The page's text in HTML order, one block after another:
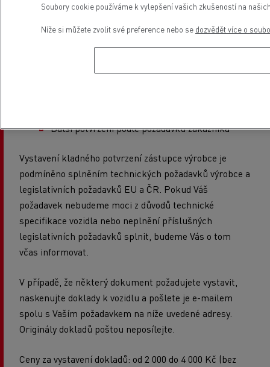
Změna objemu palivové nádrže
Ztotožnění vozidla z důvodu nečitelného kódu
Vydání nového výrobního štítku
Další potvrzení podle požadavků zákazníka
Vystavení kladného potvrzení zástupce výrobce je
podmíněno splněním technických požadavků výrobce a
legislativních požadavků EU a ČR. Pokud Váš
požadavek nebudeme moci z důvodů technické
specifikace vozidla nebo neplnění příslušných
legislativních požadavků splnit, budeme Vás o tom
včas informovat.
V případě, že některý dokument požadujete vystavit,
naskenujte doklady k vozidlu a pošlete je e-mailem
spolu s Vaším požadavkem na níže uvedené adresy.
Originály dokladů poštou neposílejte.
Ceny za vystavení dokladů: od 2 000 do 4 000 Kč (bez
Soubory cookie používáme k vylepšení vašich zkušeností na
Níže si můžete zvolit své preference nebo se dozvědět více o